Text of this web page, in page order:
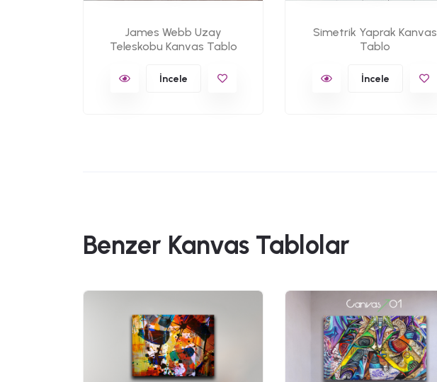
James Webb Uzay
Teleskobu Kanvas Tablo
İncele
Simetrik Yaprak Kanvas
Tablo
İncele
Benzer Kanvas Tablolar